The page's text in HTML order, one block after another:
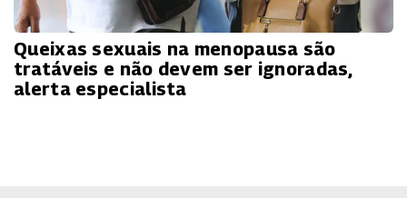
Queixas sexuais na menopausa são
tratáveis e não devem ser ignoradas,
alerta especialista